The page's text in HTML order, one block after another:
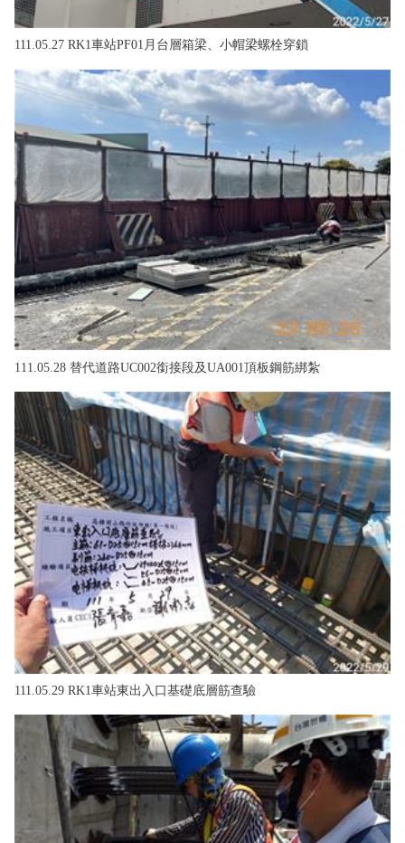
111.05.27 RK1車站PF01月台層箱梁、小帽梁螺栓穿鎖
111.05.28 替代道路UC002銜接段及UA001頂板鋼筋綁紮
111.05.29 RK1車站東出入口基礎底層筋查驗